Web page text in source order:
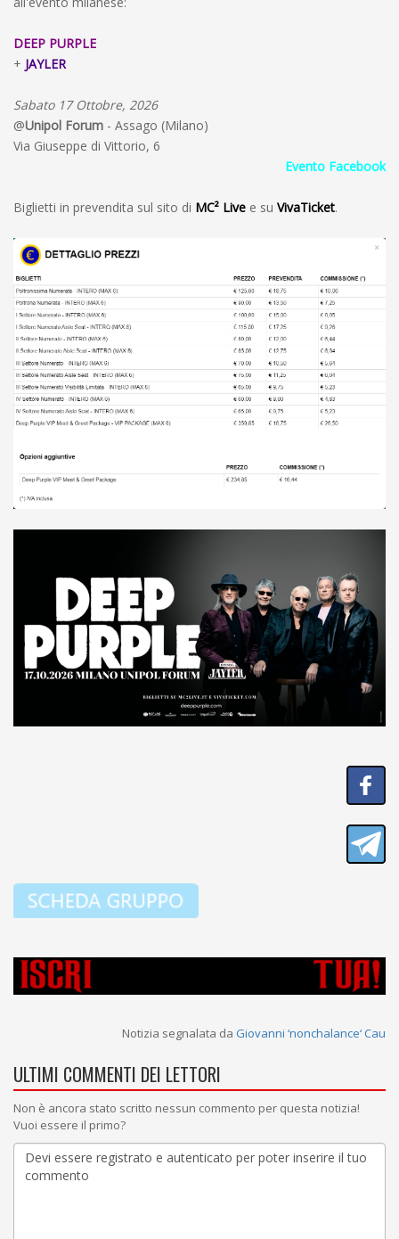
DEEP PURPLE
+ JAYLER
Sabato 17 Ottobre, 2026
@Unipol Forum - Assago (Milano)
Via Giuseppe di Vittorio, 6
Evento Facebook
Biglietti in prevendita sul sito di MC² Live e su VivaTicket.
Notizia segnalata da Giovanni ‘nonchalance‘ Cau
ULTIMI COMMENTI DEI LETTORI
Non è ancora stato scritto nessun commento per questa notizia!
Vuoi essere il primo?